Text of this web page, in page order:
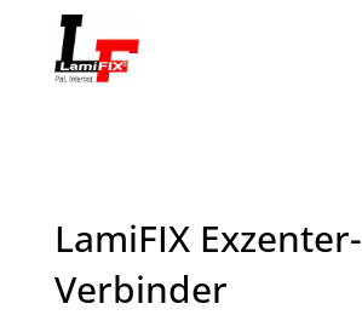
LamiFIX Exzenter-
Verbinder